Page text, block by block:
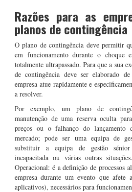
Razões para as
planos de contingência
O plano de contingência deve permitir
em funcionamento durante o choque
totalmente ultrapassado. Para que a sua
de contingência deve ser elaborado
empresa atue rapidamente e
a resolver.
Por exemplo, um plano de
manutenção de uma reserva oculta
preços ou o falhanço do
mercado; pode ser uma equipa de
substituir a equipa de gestão
incapacitada ou várias outras
Operacional: é a definição de processos
empresa durante um evento que afete
aplicativos), necessários para